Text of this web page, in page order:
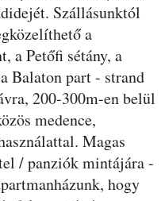
Szállásunktól
a
a Petőfi sétány, a
Balaton part - strand
200-300m-en belül
medence,
Magas
/ panziók mintájára -
hogy